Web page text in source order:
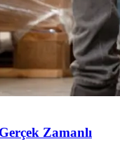
Zamanlı